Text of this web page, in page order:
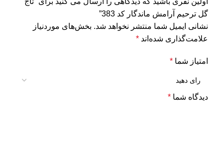
گل ترحیم آرامش ماندگار کد 383”
نشانی ایمیل شما منتشر نخواهد شد. بخش‌های موردنیاز
علامت‌گذاری شده‌اند *
امتیاز شما *
دیدگاه شما *